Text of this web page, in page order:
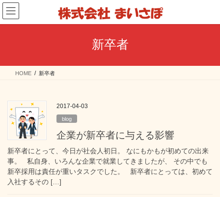
コ
ン
テ
ス
ナ
ビ
ゲ
ン
新卒者
HOME 新卒者
2017-04-03
blog
企業が新卒者に与える影響
新卒者にとって、今日が社会人初日。 なにもかもが初めての出来
事。 私自身、いろんな企業で就業してきましたが、 その中でも
新卒採用は責任が重いタスクでした。 新卒者にとっては、初めて
入社するその […]